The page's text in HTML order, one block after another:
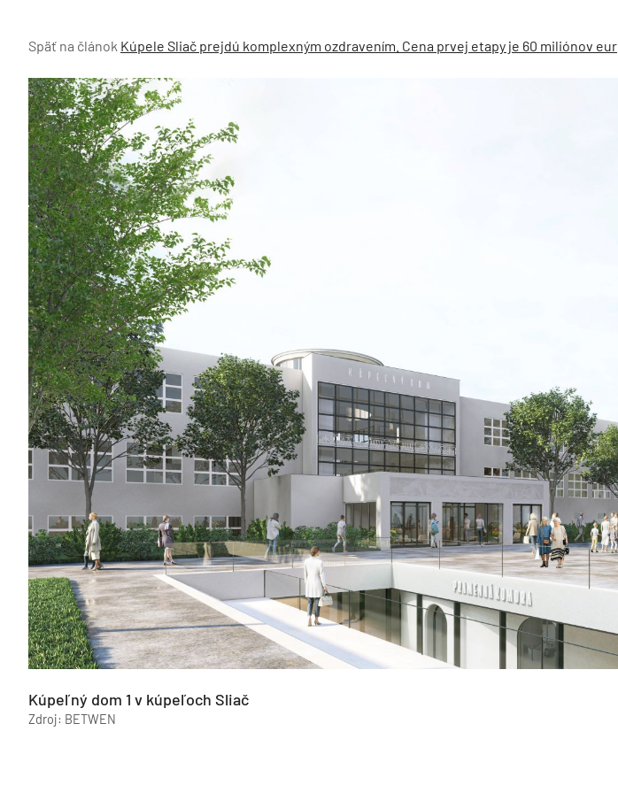
Späť na článok Kúpele Sliač prejdú komplexným ozdravením. Cena prvej etapy je 60 miliónov eur
Kúpeľný dom 1 v kúpeľoch Sliač
Zdroj: BETWEN